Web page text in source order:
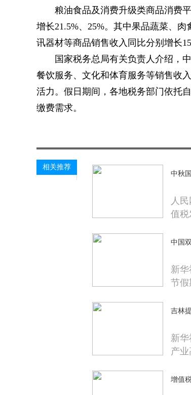
粮油食品及消费升级类商品消费
增长21.5%、25%。其中果品蔬菜、
讯器材等商品销售收入同比分别增长
国家税务总局有关负责人介绍，
餐饮服务、文化和体育服务等销售收
活力。假日期间，各地税务部门依托
缴费需求。
相关推荐
中秋
人
值税
中国
新
节假
吉林
新
产
增值